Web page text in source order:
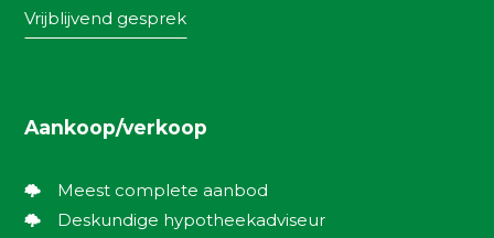
Vrijblijvend gesprek
Aankoop/verkoop
Meest complete aanbod
Deskundige hypotheekadviseur